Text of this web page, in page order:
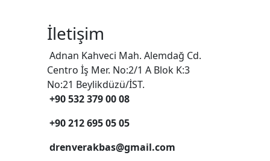
İletişim
Adnan Kahveci Mah. Alemdağ Cd.
Centro İş Mer. No:2/1 A Blok K:3
No:21 Beylikdüzü/İST.
+90 532 379 00 08
+90 212 695 05 05
drenverakbas@gmail.com